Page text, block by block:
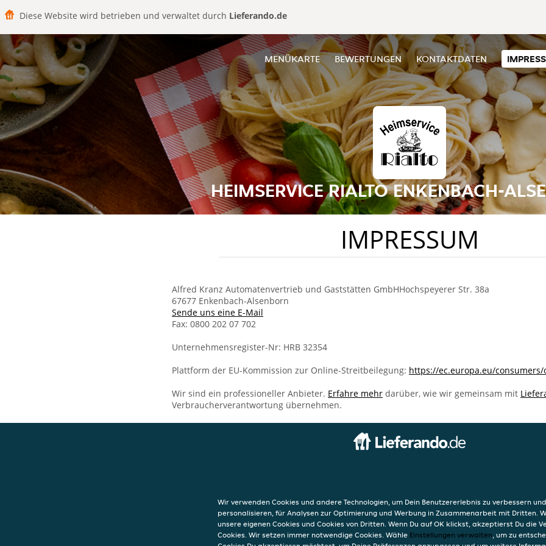
Diese Website wird betrieben und verwaltet durch Lieferando.de
MENÜKARTE BEWERTUNGEN KONTAKTDATEN
HEIMSERVICE RIALTO ENKENBACH-
IMPRESSUM
Alfred Kranz Automatenvertrieb und Gaststätten GmbHHochspeyerer Str. 38a
67677 Enkenbach-Alsenborn
Sende uns eine E-Mail
Fax: 0800 202 07 702
Unternehmensregister-Nr: HRB 32354
Plattform der EU-Kommission zur Online-Streitbeilegung: https://ec.europa.eu/
Wir sind ein professioneller Anbieter. Erfahre mehr darüber, wie wir gemeinsam mit
Verbraucherverantwortung übernehmen.
Enkenbach-Alsenborn
Hochspeyerer Str. 38a
67677 Enkenbach-Alsenborn
Wir verwenden Cookies und andere Technologien, um Dein Benutzererlebnis zu verbessern
personalisieren, für Analysen zur Optimierung und Werbung in Zusammenarbeit mit Dritten.
unsere eigenen Cookies und Cookies von Dritten. Wenn Du auf OK klickst, akzeptierst Du die
Cookies. Wir setzen immer notwendige Cookies. Wähle Einstellungen verwalten, um zu